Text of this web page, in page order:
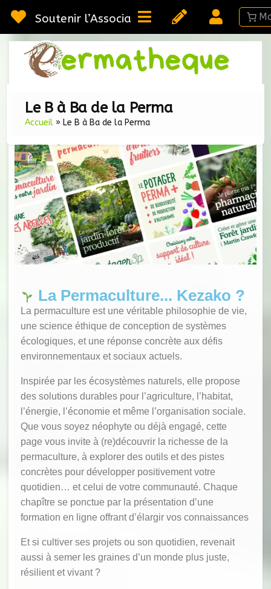
Soutenir l’Association
Le B à Ba de la Perma
Accueil » Le B à Ba de la Perma
La Permaculture... Kezako ?
La permaculture est une véritable philosophie de vie,
une science éthique de conception de systèmes
écologiques, et une réponse concrète aux défis
environnementaux et sociaux actuels.
Inspirée par les écosystèmes naturels, elle propose
des solutions durables pour l’agriculture, l’habitat,
l’énergie, l’économie et même l’organisation sociale.
Que vous soyez néophyte ou déjà engagé, cette
page vous invite à (re)découvrir la richesse de la
permaculture, à explorer des outils et des pistes
concrètes pour développer positivement votre
quotidien… et celui de votre communauté. Chaque
chapître se ponctue par la présentation d’une
formation en ligne offrant d’élargir vos connaissances
Et si cultiver ses projets ou son quotidien, revenait
aussi à semer les graines d’un monde plus juste,
résilient et vivant ?